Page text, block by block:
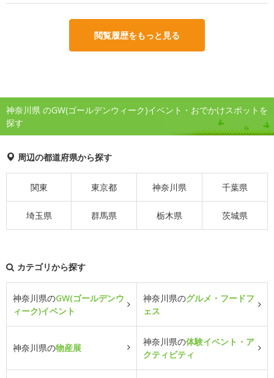
閲覧履歴をもっと見る
神奈川県 のGW(ゴールデンウィーク)イベント・おでかけスポットを
探す
周辺の都道府県から探す
関東 東京都 神奈川県 千葉県
埼玉県 群馬県 栃木県 茨城県
カテゴリから探す
神奈川県のGW(ゴールデンウ
ィーク)イベント
神奈川県のグルメ・フードフ
ェス
神奈川県の物産展
神奈川県の体験イベント・ア
クティビティ